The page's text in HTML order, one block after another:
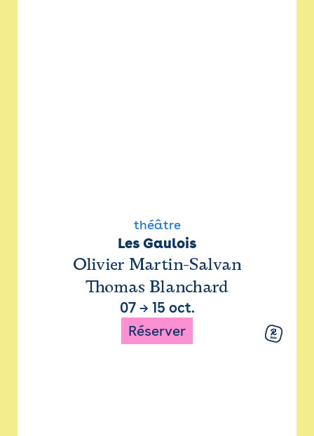
théâtre
Les Gaulois
Olivier Martin-Salvan
Thomas Blanchard
07→ 15 oct.
Réserver